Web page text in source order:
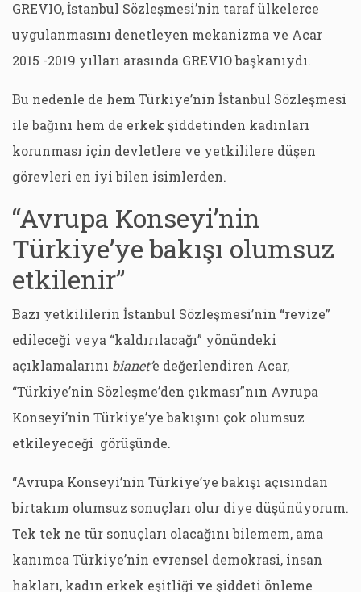
GREVIO, İstanbul Sözleşmesi’nin taraf ülkelerce
uygulanmasını denetleyen mekanizma ve Acar
2015 -2019 yılları arasında GREVIO başkanıydı.
Bu nedenle de hem Türkiye’nin İstanbul Sözleşmesi
ile bağını hem de erkek şiddetinden kadınları
korunması için devletlere ve yetkililere düşen
görevleri en iyi bilen isimlerden.
“Avrupa Konseyi’nin
Türkiye’ye bakışı olumsuz
etkilenir”
Bazı yetkililerin İstanbul Sözleşmesi’nin “revize”
edileceği veya “kaldırılacağı” yönündeki
açıklamalarını bianet’e değerlendiren Acar,
“Türkiye’nin Sözleşme’den çıkması”nın Avrupa
Konseyi’nin Türkiye’ye bakışını çok olumsuz
etkileyeceği görüşünde.
“Avrupa Konseyi’nin Türkiye’ye bakışı açısından
birtakım olumsuz sonuçları olur diye düşünüyorum.
Tek tek ne tür sonuçları olacağını bilemem, ama
kanımca Türkiye’nin evrensel demokrasi, insan
hakları, kadın erkek eşitliği ve şiddeti önleme